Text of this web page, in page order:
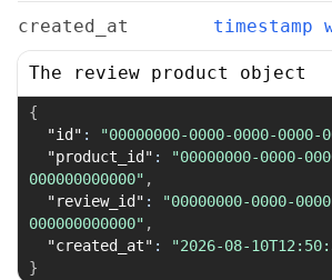
created_at timestamp
The review product object
{
"id" : "00000000-0000-0000-0000-
"product_id" :
"00000000-0000-
000000000000" ,
"review_id" :
"00000000-0000-
000000000000" ,
"created_at" :
"2026-08-
}